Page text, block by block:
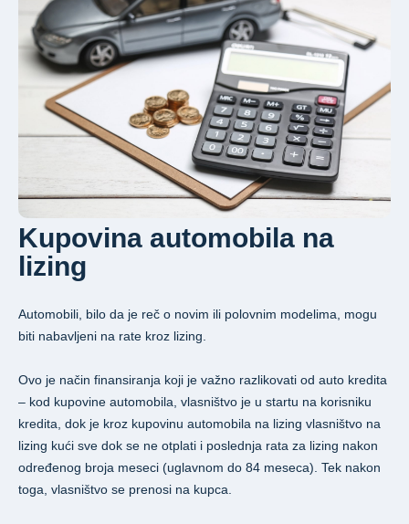
Kupovina automobila na
lizing
Automobili, bilo da je reč o novim ili polovnim modelima, mogu
biti nabavljeni na rate kroz lizing.
Ovo je način finansiranja koji je važno razlikovati od auto kredita
– kod kupovine automobila, vlasništvo je u startu na korisniku
kredita, dok je kroz kupovinu automobila na lizing vlasništvo na
lizing kući sve dok se ne otplati i poslednja rata za lizing nakon
određenog broja meseci (uglavnom do 84 meseca). Tek nakon
toga, vlasništvo se prenosi na kupca.